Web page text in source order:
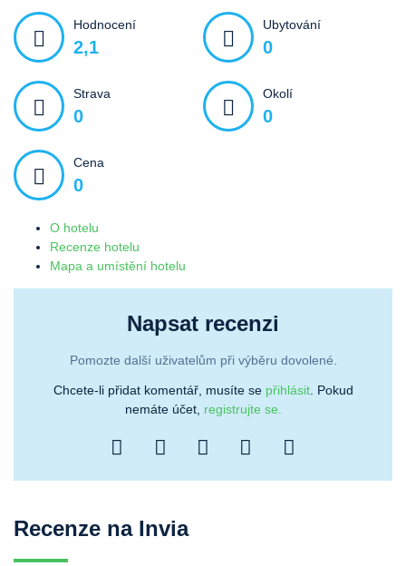
Hodnocení
2,1
Ubytování
0
Strava
0
Okolí
0
Cena
0
O hotelu
Recenze hotelu
Mapa a umístění hotelu
Napsat recenzi
Pomozte další uživatelům při výběru dovolené.
Chcete-li přidat komentář, musíte se přihlásit. Pokud
nemáte účet, registrujte se.
Recenze na Invia